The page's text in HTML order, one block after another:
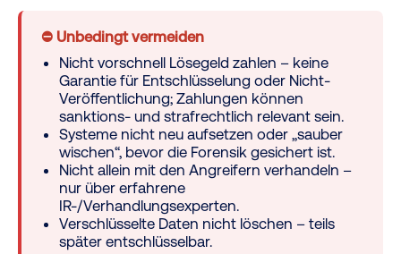
⛔ Unbedingt vermeiden
Nicht vorschnell Lösegeld zahlen – keine
Garantie für Entschlüsselung oder Nicht-
Veröffentlichung; Zahlungen können
sanktions- und strafrechtlich relevant sein.
Systeme nicht neu aufsetzen oder „sauber
wischen“, bevor die Forensik gesichert ist.
Nicht allein mit den Angreifern verhandeln –
nur über erfahrene
IR-/Verhandlungsexperten.
Verschlüsselte Daten nicht löschen – teils
später entschlüsselbar.